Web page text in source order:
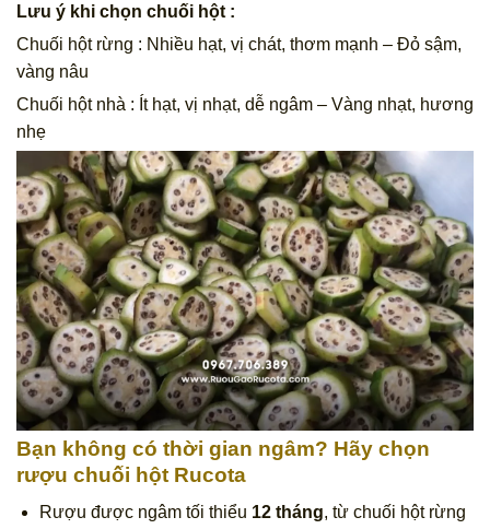
Lưu ý khi chọn chuối hột :
Chuối hột rừng : Nhiều hạt, vị chát, thơm mạnh – Đỏ sậm,
vàng nâu
Chuối hột nhà : Ít hạt, vị nhạt, dễ ngâm – Vàng nhạt, hương
nhẹ
Bạn không có thời gian ngâm? Hãy chọn
rượu chuối hột Rucota
Rượu được ngâm tối thiểu 12 tháng, từ chuối hột rừng